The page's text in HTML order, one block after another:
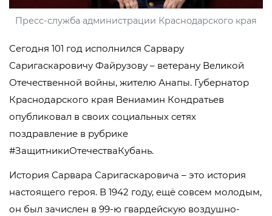
Пресс-служба администрации Краснодарского края
Сегодня 101 год исполнился Сарвару
Саригаскаровичу Файрузову – ветерану Великой
Отечественной войны, жителю Анапы. Губернатор
Краснодарского края Вениамин Кондратьев
опубликовал в своих социальных сетях
поздравление в рубрике
#ЗащитникиОтечестваКубань.
История Сарвара Саригаскаровича – это история
настоящего героя. В 1942 году, ещё совсем молодым,
он был зачислен в 99-ю гвардейскую воздушно-